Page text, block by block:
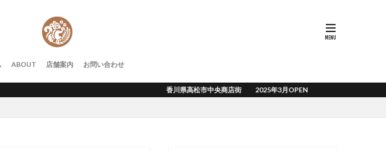
ABOUT 店舗案内 お問い合わせ
香川県高松市中央商店街 2025年3月OPEN